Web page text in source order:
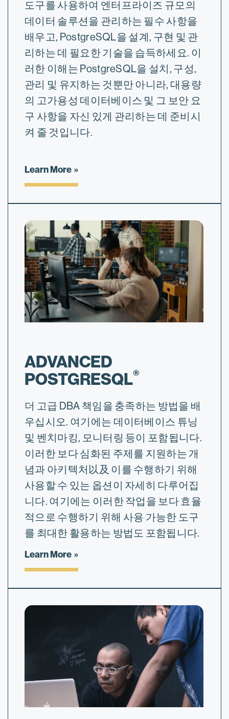
도구를 사용하여 엔터프라이즈 규모의
데이터 솔루션을 관리하는 필수 사항을
배우고, PostgreSQL을 설계, 구현 및 관
리하는 데 필요한 기술을 습득하세요. 이
러한 이해는 PostgreSQL을 설치, 구성,
관리 및 유지하는 것뿐만 아니라, 대용량
의 고가용성 데이터베이스 및 그 보안 요
구 사항을 자신 있게 관리하는 데 준비시
켜 줄 것입니다.
Learn More
ADVANCED
POSTGRESQL®
더 고급 DBA 책임을 충족하는 방법을 배
우십시오. 여기에는 데이터베이스 튜닝
및 벤치마킹, 모니터링 등이 포함됩니다.
이러한 보다 심화된 주제를 지원하는 개
념과 아키텍처以及 이를 수행하기 위해
사용할 수 있는 옵션이 자세히 다루어집
니다. 여기에는 이러한 작업을 보다 효율
적으로 수행하기 위해 사용 가능한 도구
를 최대한 활용하는 방법도 포함됩니다.
Learn More